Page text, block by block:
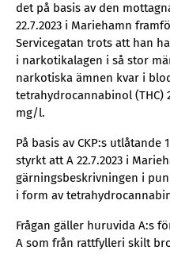
det på basis av den
22.7.2023 i Mariehamn
Servicegatan trots att han
i narkotikalagen i så stor
narkotiska ämnen kvar i
tetrahydrocannabinol (THC)
mg/l.
På basis av CKP:s utlåtande
styrkt att A 22.7.2023 i
gärningsbeskrivningen i
i form av
Frågan gäller huruvida A:s
A som från rattfylleri skilt